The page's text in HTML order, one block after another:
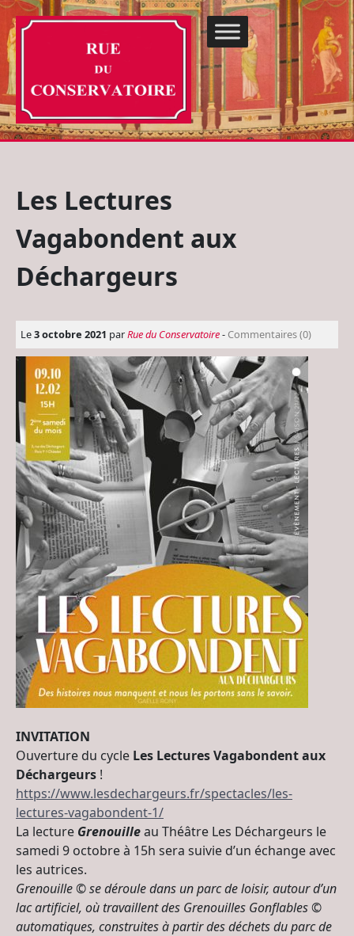
Les Lectures
Vagabondent aux
Déchargeurs
Le3 octobre 2021 parRue du Conservatoire- Commentaires (0)
INVITATION
Ouverture du cycle Les Lectures Vagabondent aux
Déchargeurs !
https://www.lesdechargeurs.fr/spectacles/les-
lectures-vagabondent-1/
La lecture Grenouilleau Théâtre Les Déchargeurs le
samedi 9 octobre à 15h sera suivie d’un échange avec
les autrices.
Grenouille © se déroule dans un parc de loisir, autour d’un
lac artificiel, où travaillent des Grenouilles Gonflables ©
automatiques, construites à partir des déchets du parc de